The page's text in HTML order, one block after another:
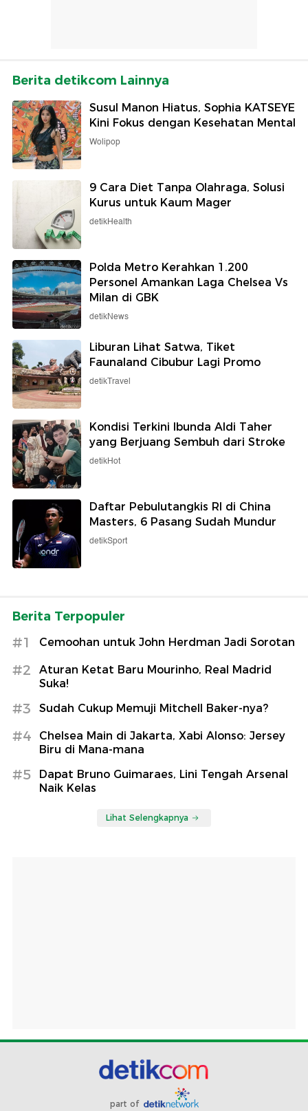
Berita detikcom Lainnya
Susul Manon Hiatus, Sophia KATSEYE
Kini Fokus dengan Kesehatan Mental
Wolipop
9 Cara Diet Tanpa Olahraga, Solusi
Kurus untuk Kaum Mager
detikHealth
Polda Metro Kerahkan 1.200
Personel Amankan Laga Chelsea Vs
Milan di GBK
detikNews
Liburan Lihat Satwa, Tiket
Faunaland Cibubur Lagi Promo
detikTravel
Kondisi Terkini Ibunda Aldi Taher
yang Berjuang Sembuh dari Stroke
detikHot
Daftar Pebulutangkis RI di China
Masters, 6 Pasang Sudah Mundur
detikSport
Berita Terpopuler
#1 Cemoohan untuk John Herdman Jadi Sorotan
#2
Aturan Ketat Baru Mourinho, Real Madrid
Suka!
#3 Sudah Cukup Memuji Mitchell Baker-nya?
#4
Chelsea Main di Jakarta, Xabi Alonso: Jersey
Biru di Mana-mana
#5
Dapat Bruno Guimaraes, Lini Tengah Arsenal
Naik Kelas
Lihat Selengkapnya
part of